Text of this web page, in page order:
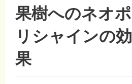
果樹へのネオポ
リシャインの効
果